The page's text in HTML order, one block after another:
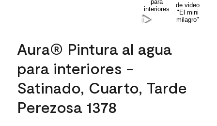
Aura® Pintura al agua
para interiores -
Satinado, Cuarto, Tarde
Perezosa 1378